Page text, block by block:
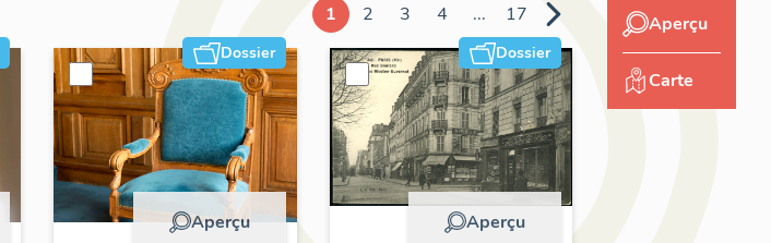
1 2 3 4 ... 17
Dossier
Aperçu
Dossier
Aperçu
Aperçu
Carte